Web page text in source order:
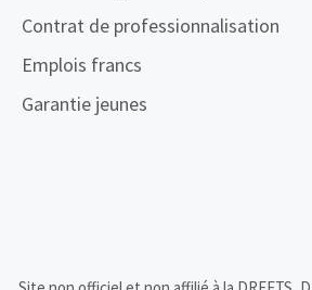
Contrat de professionnalisation
Emplois francs
Garantie jeunes